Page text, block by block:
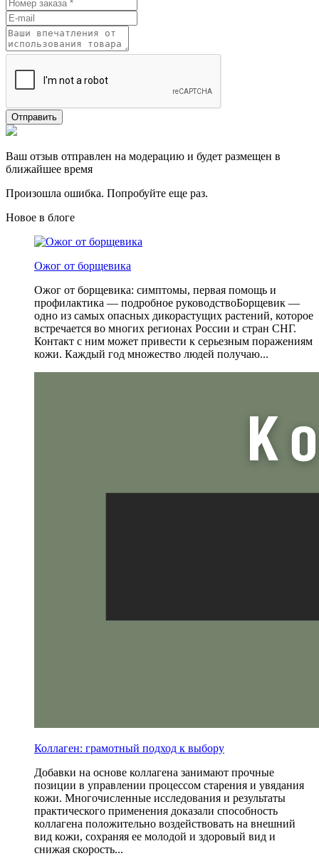
Отправить
Ваш отзыв отправлен на модерацию и будет размещен в
ближайшее время
Произошла ошибка. Попробуйте еще раз.
Новое в блоге
Ожог от борщевика
Ожог от борщевика: симптомы, первая помощь и
профилактика — подробное руководствоБорщевик —
одно из самых опасных дикорастущих растений, которое
встречается во многих регионах России и стран СНГ.
Контакт с ним может привести к серьезным поражениям
кожи. Каждый год множество людей получаю...
Коллаген: грамотный подход к выбору
Добавки на основе коллагена занимают прочные
позиции в управлении процессом старения и увядания
кожи. Многочисленные исследования и результаты
практического применения доказали способность
коллагена положительно воздействовать на внешний
вид кожи, сохраняя ее молодой и здоровый вид и
снижая скорость...